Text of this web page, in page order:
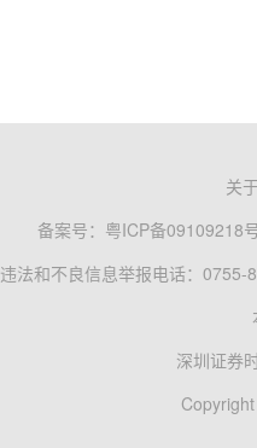
关
备案号： 粤ICP备09109218
违法和不良信息举报电话：0755-
深圳证券